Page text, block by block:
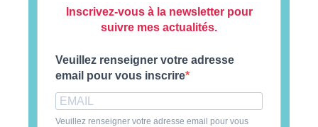
Inscrivez-vous à la newsletter pour
suivre mes actualités.
Veuillez renseigner votre adresse
email pour vous inscrire
Veuillez renseigner votre adresse email pour vous